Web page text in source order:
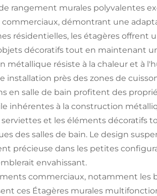
rangement murales polyvalentes
démontrant une
résidentielles, les étagères
décoratifs tout en maintenant
métallique résiste à la chaleur et à
installation près des zones de
en salle de bain profitent des
inhérentes à la construction
et les éléments décoratifs
des salles de bain. Le design
précieuse dans les petites
envahissant.
commerciaux, notamment les
ces Étagères murales